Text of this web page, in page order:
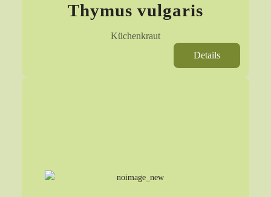
Thymus vulgaris
Küchenkraut
Details